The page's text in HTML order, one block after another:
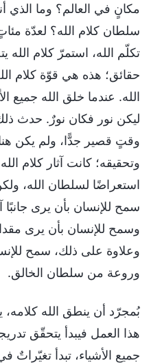
مكانٍ في العالم؟ وما الذي
سلطان كلام الله؟ لعدّة
تكلّم الله، استمرّ كلام الله
حقائق؛ هذه هي قوّة كلام
الله. عندما خلق الله جميع
ليكن نور فكان نورٌ. حدث
وقتٍ قصير جدًّا، ولم يكن
وتحقيقه؛ كانت آثار كلام
استعراضًا لسلطان الله،
سمح للإنسان بأن يرى
وسمح للإنسان بأن يرى
وعلاوة على ذلك، سمح
وروعة من سلطان الخالق.
بُمجرّد أن ينطق الله
هذا العمل فيبدأ يتحقّق
جميع الأشياء، تبدأ